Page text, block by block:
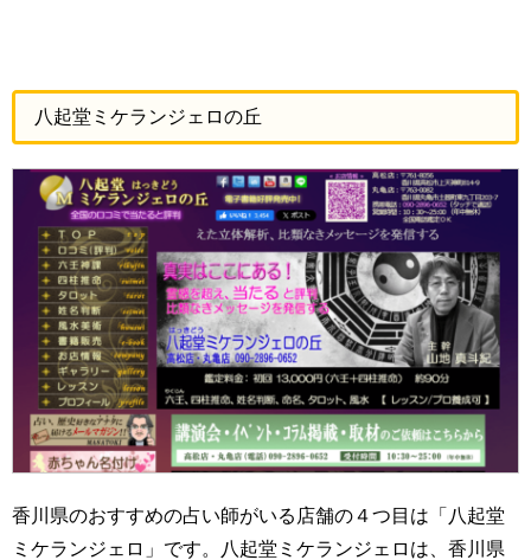
八起堂ミケランジェロの丘
香川県のおすすめの占い師がいる店舗の４つ目は「八起堂
ミケランジェロ」です。八起堂ミケランジェロは、香川県